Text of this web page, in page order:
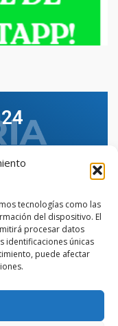
tecnologías como las
del dispositivo. El
procesar datos
identificaciones únicas
puede afectar